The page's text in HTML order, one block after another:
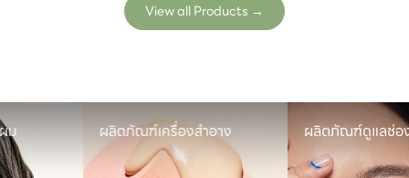
View all Products →
ผลิตภัณฑ์เครื่องสำอาง ผลิตภัณฑ์ดูแลช่องปาก